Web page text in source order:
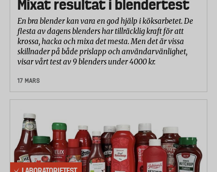
Mixat resultat i blendertest
En bra blender kan vara en god hjälp i köksarbetet. De
flesta av dagens blenders har tillräcklig kraft för att
krossa, hacka och mixa det mesta. Men det är vissa
skillnader på både prislapp och användarvänlighet,
visar vårt test av 9 blenders under 4000 kr.
17 MARS